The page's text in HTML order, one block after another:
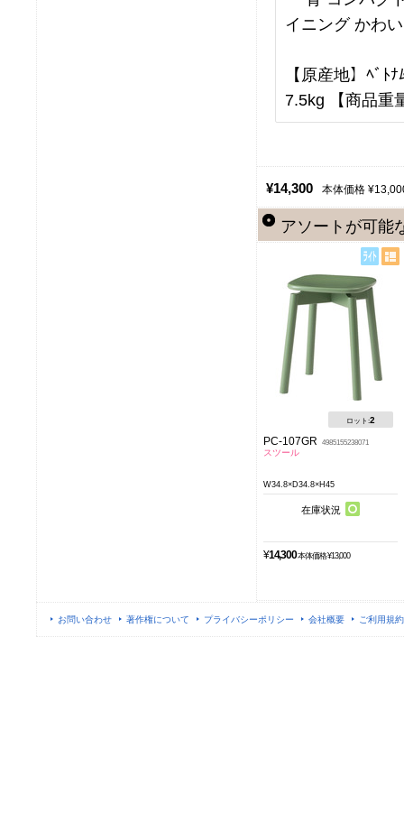
イニング かわ
【原産地】ﾍﾞ
7.5kg 【商品重
¥14,300 本体価格
アソートが可能
ロット:2
PC-107GR 4985155238071
スツール
W34.8×D34.8×H45
在庫状況
¥14,300 本体価格 ¥13,000
お問い合わせ 著作権について プライバシーポリシー 会社概要 ご利用規約